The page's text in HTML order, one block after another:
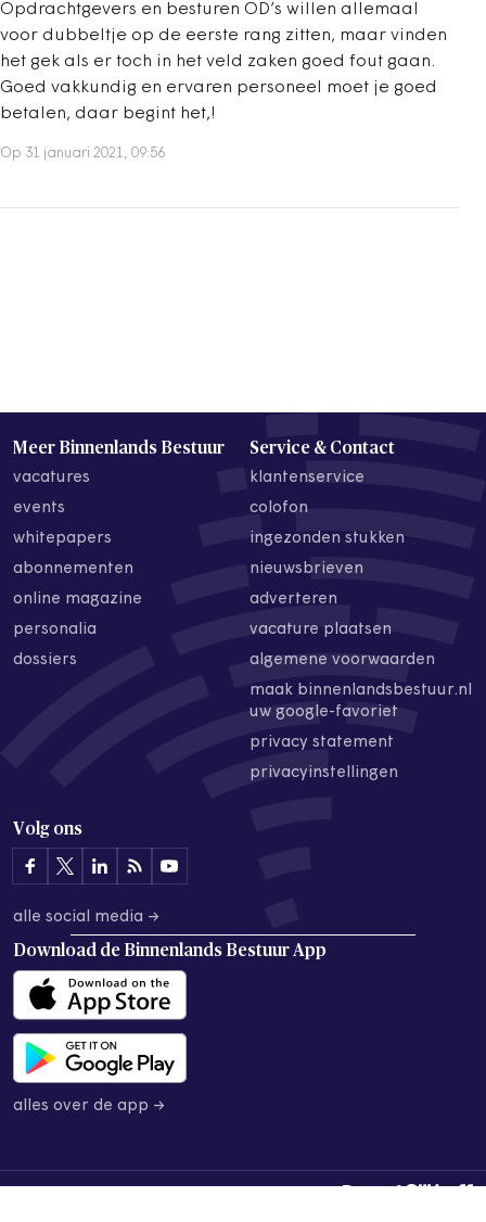
Opdrachtgevers en besturen OD’s willen allemaal
voor dubbeltje op de eerste rang zitten, maar vinden
het gek als er toch in het veld zaken goed fout gaan.
Goed vakkundig en ervaren personeel moet je goed
betalen, daar begint het,!
Op 31 januari 2021, 09:56
Meer Binnenlands Bestuur
vacatures
events
whitepapers
abonnementen
online magazine
personalia
dossiers
Service & Contact
klantenservice
colofon
ingezonden stukken
nieuwsbrieven
adverteren
vacature plaatsen
algemene voorwaarden
maak binnenlandsbestuur.nl
uw google-favoriet
privacy statement
privacyinstellingen
Volg ons
alle social media →
Download de Binnenlands Bestuur App
alles over de app →